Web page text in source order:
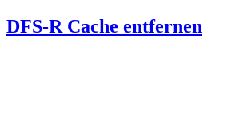
DFS-R Cache entfernen